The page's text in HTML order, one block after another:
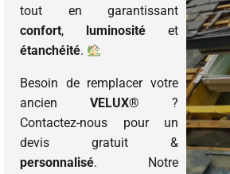
tout en garantissant
confort, luminosité et
étanchéité.
Besoin de remplacer votre
ancienVELUX® ?
Contactez-nous pour un
devis gratuit &
personnalisé. Notre